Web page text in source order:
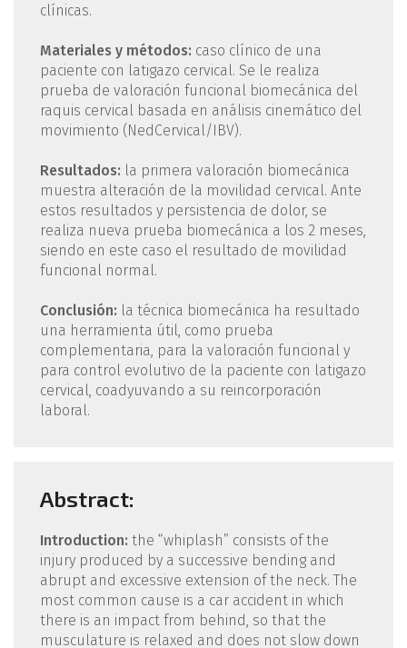
clínicas.
Materiales y métodos: caso clínico de una
paciente con latigazo cervical. Se le realiza
prueba de valoración funcional biomecánica del
raquis cervical basada en análisis cinemático del
movimiento (NedCervical/IBV).
Resultados: la primera valoración biomecánica
muestra alteración de la movilidad cervical. Ante
estos resultados y persistencia de dolor, se
realiza nueva prueba biomecánica a los 2 meses,
siendo en este caso el resultado de movilidad
funcional normal.
Conclusión: la técnica biomecánica ha resultado
una herramienta útil, como prueba
complementaria, para la valoración funcional y
para control evolutivo de la paciente con latigazo
cervical, coadyuvando a su reincorporación
laboral.
Abstract:
Introduction: the “whiplash” consists of the
injury produced by a successive bending and
abrupt and excessive extension of the neck. The
most common cause is a car accident in which
there is an impact from behind, so that the
musculature is relaxed and does not slow down